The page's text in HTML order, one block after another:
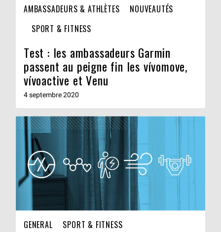
AMBASSADEURS & ATHLÈTES
NOUVEAUTÉS
SPORT & FITNESS
Test : les ambassadeurs Garmin
passent au peigne fin les vívomove,
vívoactive et Venu
4 septembre 2020
GENERAL SPORT & FITNESS